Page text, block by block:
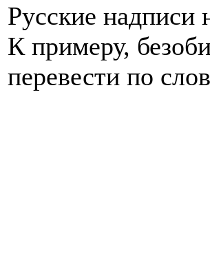
Русские надписи
К примеру,
перевести по